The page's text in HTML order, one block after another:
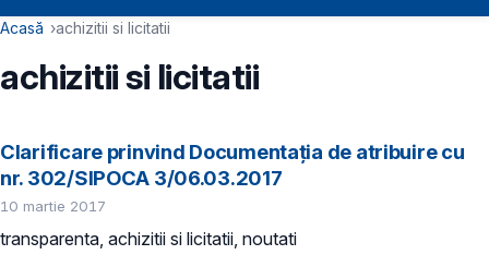
Navigație principală
Cale de navigare
Acasă achizitii si licitatii
achizitii si licitatii
Clarificare prinvind Documentația de atribuire cu
nr. 302/SIPOCA 3/06.03.2017
10 martie 2017
transparenta, achizitii si licitatii, noutati